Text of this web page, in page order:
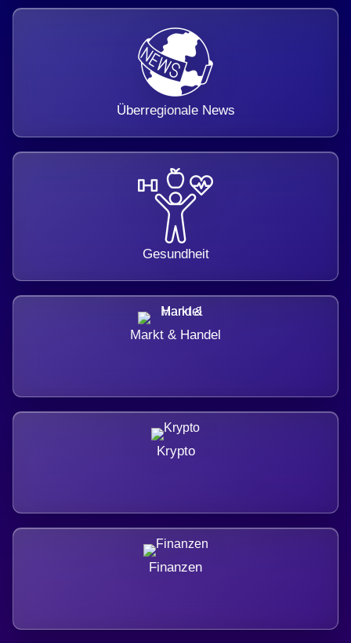
Überregionale News
Gesundheit
Markt & Handel
Krypto
Finanzen